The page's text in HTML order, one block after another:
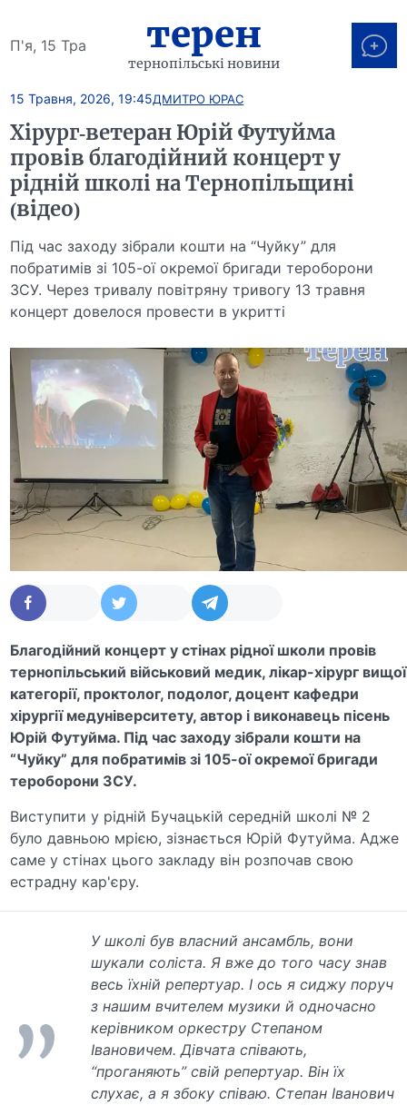
П'я, 15 Тра терен
тернопільські новини
15 Травня, 2026, 19:45ДМИТРО ЮРАС
Хірург-ветеран Юрій Футуйма
провів благодійний концерт у
рідній школі на Тернопільщині
(відео)
Під час заходу зібрали кошти на “Чуйку” для
побратимів зі 105-ої окремої бригади тероборони
ЗСУ. Через тривалу повітряну тривогу 13 травня
концерт довелося провести в укритті
Благодійний концерт у стінах рідної школи провів
тернопільський військовий медик, лікар-хірург вищої
категорії, проктолог, подолог, доцент кафедри
хірургії медуніверситету, автор і виконавець пісень
Юрій Футуйма. Під час заходу зібрали кошти на
“Чуйку” для побратимів зі 105-ої окремої бригади
тероборони ЗСУ.
Виступити у рідній Бучацькій середній школі № 2
було давньою мрією, зізнається Юрій Футуйма. Адже
саме у стінах цього закладу він розпочав свою
естрадну кар'єру.
У школі був власний ансамбль, вони
шукали соліста. Я вже до того часу знав
весь їхній репертуар. І ось я сиджу поруч
з нашим вчителем музики й одночасно
керівником оркестру Степаном
Івановичем. Дівчата співають,
“проганяють” свій репертуар. Він їх
слухає, а я збоку співаю. Степан Іванович